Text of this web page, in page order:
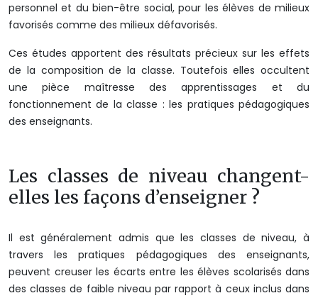
personnel et du bien-être social, pour les élèves de milieux
favorisés comme des milieux défavorisés.
Ces études apportent des résultats précieux sur les effets
de la composition de la classe. Toutefois elles occultent
une pièce maîtresse des apprentissages et du
fonctionnement de la classe : les pratiques pédagogiques
des enseignants.
Les classes de niveau changent-
elles les façons d’enseigner ?
Il est généralement admis que les classes de niveau, à
travers les pratiques pédagogiques des enseignants,
peuvent creuser les écarts entre les élèves scolarisés dans
des classes de faible niveau par rapport à ceux inclus dans